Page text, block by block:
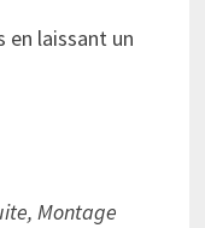
en laissant un
Montage